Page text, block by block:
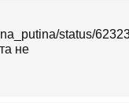
status/